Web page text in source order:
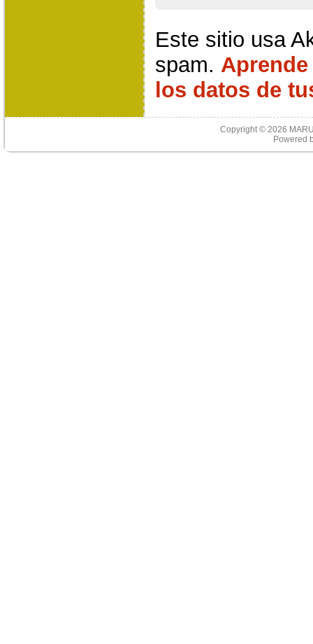
Este sitio usa
spam.
los datos de
Copyright © 2026
Powered